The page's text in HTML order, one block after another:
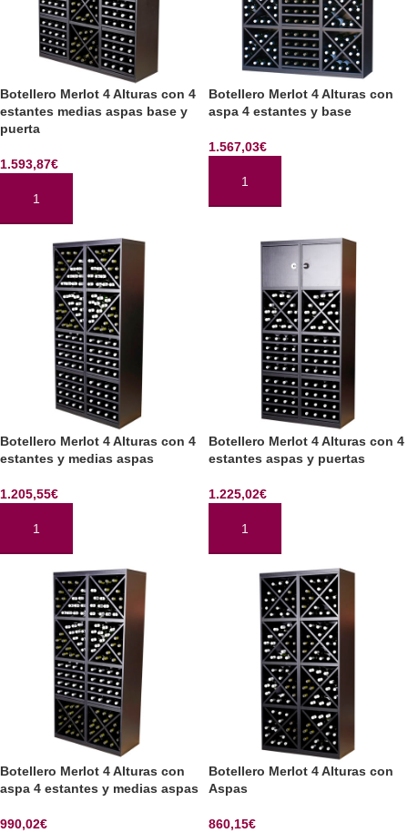
Botellero Merlot 4 Alturas con 4
estantes medias aspas base y
puerta
1.593,87€
AÑADIR AL CARRITO
Botellero Merlot 4 Alturas con
aspa 4 estantes y base
1.567,03€
AÑADIR AL CARRITO
Botellero Merlot 4 Alturas con 4
estantes y medias aspas
1.205,55€
AÑADIR AL CARRITO
Botellero Merlot 4 Alturas con 4
estantes aspas y puertas
1.225,02€
AÑADIR AL CARRITO
Botellero Merlot 4 Alturas con
aspa 4 estantes y medias aspas
990,02€
Botellero Merlot 4 Alturas con
Aspas
860,15€